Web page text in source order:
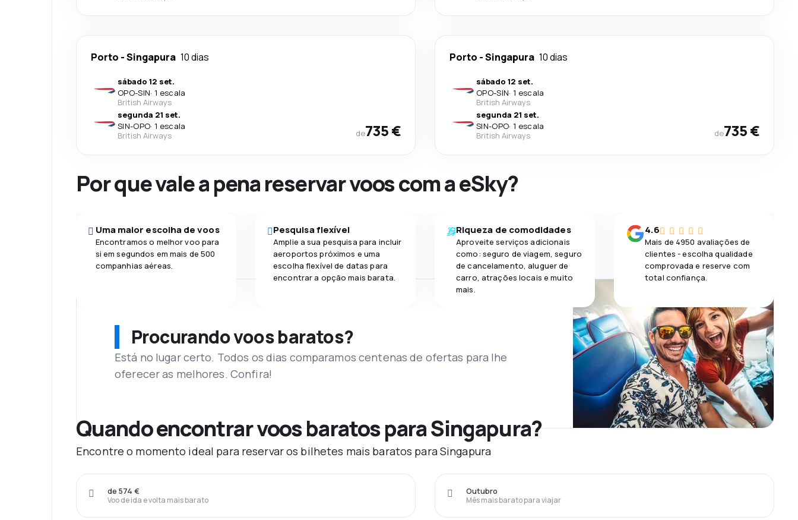
Porto -Singapura 10 dias
sábado 12 set.
OPO-SIN· 1 escala
British Airways
segunda 21 set.
SIN-OPO· 1 escala
British Airways
de735 €
Porto -Singapura 10 dias
sábado 12 set.
OPO-SIN· 1 escala
British Airways
segunda 21 set.
SIN-OPO· 1 escala
British Airways
de735 €
Por que vale a pena reservar voos com a eSky?
Uma maior escolha de voos
Encontramos o melhor voo para
si em segundos em mais de 500
companhias aéreas.
Pesquisa flexível
Amplie a sua pesquisa para incluir
aeroportos próximos e uma
escolha flexível de datas para
encontrar a opção mais barata.
Riqueza de comodidades
Aproveite serviços adicionais
como: seguro de viagem, seguro
de cancelamento, aluguer de
carro, atrações locais e muito
mais.
4.6
Mais de 4950 avaliações de
clientes - escolha qualidade
comprovada e reserve com
total confiança.
Procurando voos baratos?
Está no lugar certo. Todos os dias comparamos centenas de ofertas para lhe
oferecer as melhores. Confira!
Quando encontrar voos baratos para Singapura?
Encontre o momento ideal para reservar os bilhetes mais baratos para Singapura
Voo de ida e volta mais barato
de 574 €
Mês mais barato para viajar
Outubro